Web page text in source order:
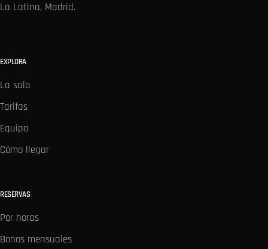
La Latina, Madrid.
EXPLORA
La sala
Tarifas
Equipo
Cómo llegar
RESERVAS
Por horas
Bonos mensuales